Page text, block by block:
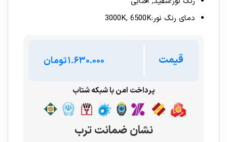
دمای رنگ نور:3000K, 6500K
قیمت تومان
پرداخت امن با شبکه شتاب
نشان ضمانت ترب